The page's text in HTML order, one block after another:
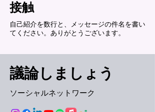
接触
自己紹介を数行と、メッセージの件名を書い
てください。ありがとうございます。
議論しましょう
ソーシャルネットワーク